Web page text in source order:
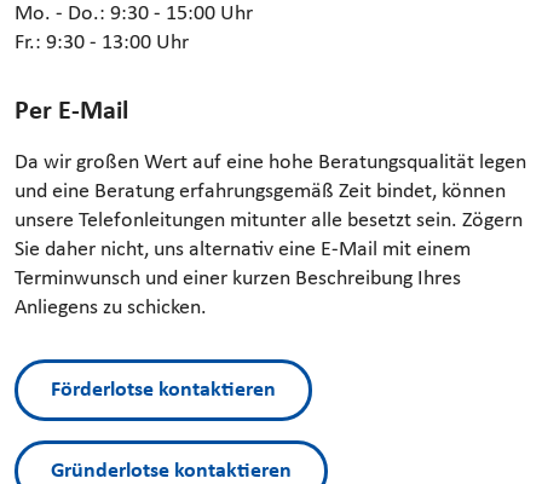
Mo. - Do.: 9:30 - 15:00 Uhr
Fr.: 9:30 - 13:00 Uhr
Per E-Mail
Da wir großen Wert auf eine hohe Beratungsqualität legen
und eine Beratung erfahrungsgemäß Zeit bindet, können
unsere Telefonleitungen mitunter alle besetzt sein. Zögern
Sie daher nicht, uns alternativ eine E-Mail mit einem
Terminwunsch und einer kurzen Beschreibung Ihres
Anliegens zu schicken.
Förderlotse kontaktieren
Gründerlotse kontaktieren